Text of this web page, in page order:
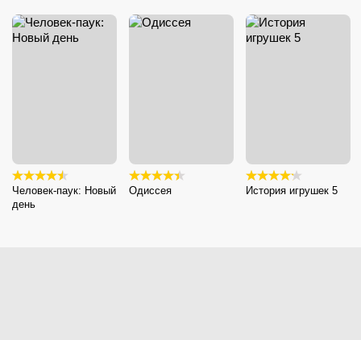
Человек-паук: Новый
день
Одиссея История игрушек 5